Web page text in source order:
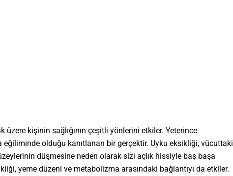
kişinin sağlığının çeşitli yönlerini etkiler. Yeterince
olduğu kanıtlanan bir gerçektir. Uyku eksikliği, vücuttaki
düşmesine neden olarak sizi açlık hissiyle baş başa
yeme düzeni ve metabolizma arasındaki bağlantıyı da etkiler.